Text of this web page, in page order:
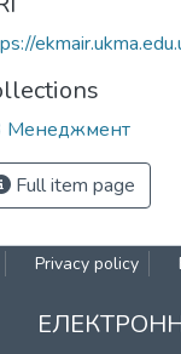
Менеджмент
Full item page
Privacy policy